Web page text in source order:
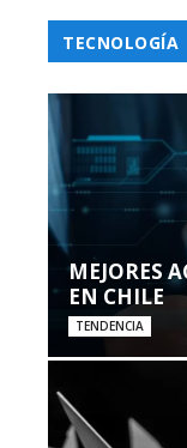
TECNOLOGÍA
MEJORES
EN CHILE
TENDENCIA